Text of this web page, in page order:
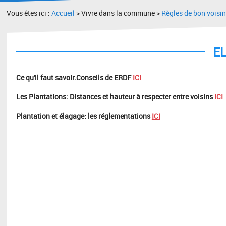
Vous êtes ici :Accueil > Vivre dans la commune > Règles de bon
Ce qu'il faut savoir.Conseils de ERDFICI
Les Plantations: Distances et hauteur à respecter entre voisinsICI
Plantation et élagage: les réglementationsICI